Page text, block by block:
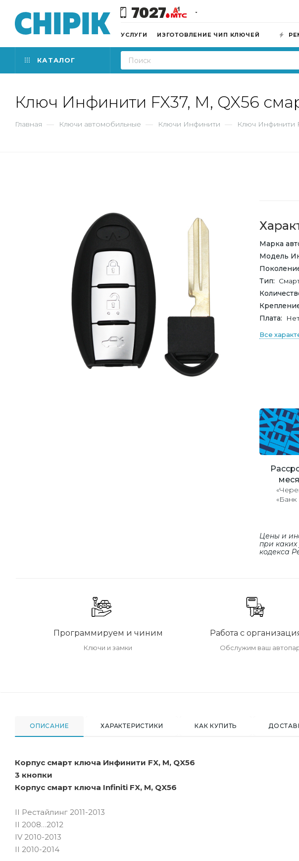
7027
УСЛУГИ ИЗГОТОВЛЕНИЕ ЧИП КЛЮЧЕЙ
КАТАЛОГ
Ключ Инфинити FX37, M, QX56
Главная — Ключи автомобильные — Ключи Инфинити — Ключ Инфинити
Марка
Модель
Тип
Плата
Все
Цены и
при
кодекса
Программируем и чиним
Ключи и замки
Работа с
Обслужим ваш
ОПИСАНИЕ ХАРАКТЕРИСТИКИ КАК КУПИТЬ
Корпус смарт ключа Инфинити FX, M, QX56
3 кнопки
Корпус смарт ключа Infiniti FX, M, QX56
II Рестайлинг 2011-2013
II 2008…2012
IV 2010-2013
II 2010-2014